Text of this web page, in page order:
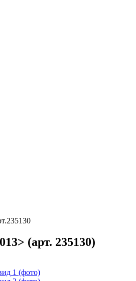
(арт. 235130)